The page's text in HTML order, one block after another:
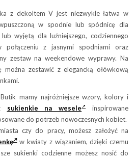
z dekoltem V jest niezwykle łatwa w
w spodnie lub spódnicę dla
wyjętą dla luźniejszego, codziennego
połączeniu z jasnymi spodniami oraz
zestaw na weekendowe wyprawy. Na
można zestawić z elegancką ołówkową
mamy najróżniejsze wzory, kolory i
sukienkie na wesele inspirowane
do potrzeb nowoczesnych kobiet.
czy do pracy, możesz założyć na
w kwiaty z wiązaniem, dzięki czemu
sukienki codzienne możesz nosić do